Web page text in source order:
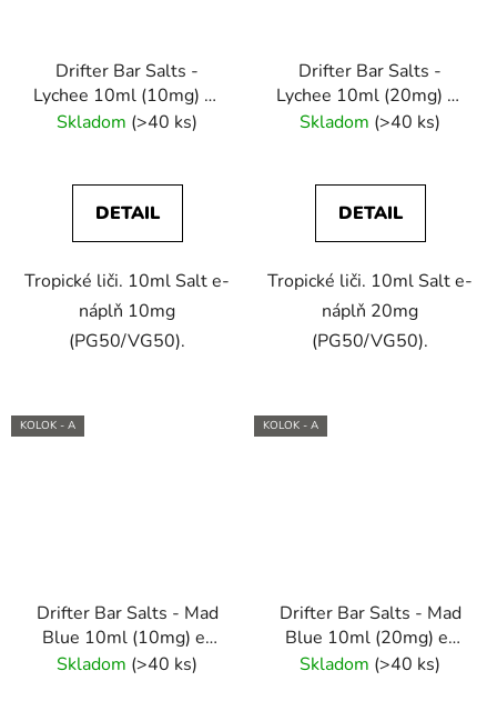
Drifter Bar Salts -
Lychee 10ml (10mg) e-
liquid
Skladom (>40 ks)
DETAIL
Tropické liči. 10ml Salt e-
náplň 10mg
(PG50/VG50).
Drifter Bar Salts -
Lychee 10ml (20mg) e-
liquid
Skladom (>40 ks)
DETAIL
Tropické liči. 10ml Salt e-
náplň 20mg
(PG50/VG50).
KOLOK - A
Drifter Bar Salts - Mad
Blue 10ml (10mg) e-
liquid
Skladom (>40 ks)
KOLOK - A
Drifter Bar Salts - Mad
Blue 10ml (20mg) e-
liquid
Skladom (>40 ks)